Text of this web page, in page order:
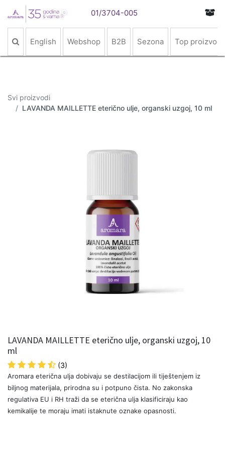
01/3704-005
English Webshop B2B Sezona Top proizvodi
Svi proizvodi
LAVANDA MAILLETTE eterično ulje, organski uzgoj, 10 ml
LAVANDA MAILLETTE eterično ulje, organski uzgoj, 10
ml
(3)
Aromara eterična ulja dobivaju se destilacijom ili tiještenjem iz
biljnog materijala, prirodna su i potpuno čista. No zakonska
regulativa EU i RH traži da se eterična ulja klasificiraju kao
kemikalije te moraju imati istaknute oznake opasnosti.